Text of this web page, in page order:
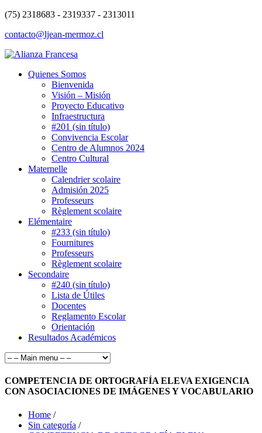
(75) 2318683 - 2319337 - 2313011
contacto@ljean-mermoz.cl
Quienes Somos
Bienvenida
Visión – Misión
Proyecto Educativo
Infraestructura
#201 (sin título)
Convivencia Escolar
Centro de Alumnos 2024
Centro Cultural
Maternelle
Calendrier scolaire
Admisión 2025
Professeurs
Règlement scolaire
Elémentaire
#233 (sin título)
Fournitures
Professeurs
Règlement scolaire
Secondaire
#240 (sin título)
Lista de Útiles
Docentes
Reglamento Escolar
Orientación
Resultados Académicos
COMPETENCIA DE ORTOGRAFÍA ELEVA EXIGENCIA
CON ASOCIACIONES DE IMÁGENES Y VOCABULARIO
Home /
Sin categoría /